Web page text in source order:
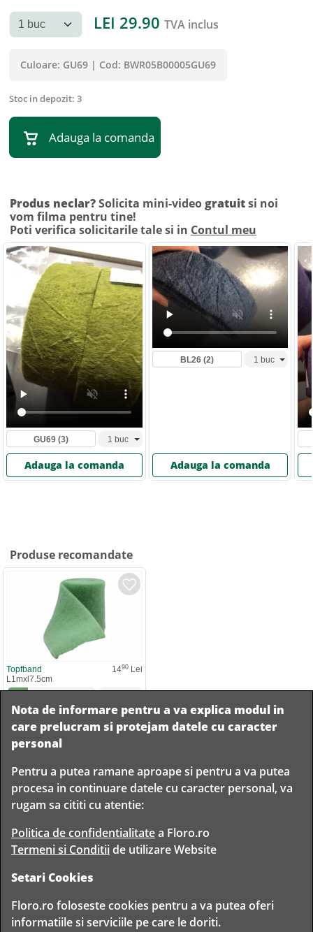
LEI 29.90 TVA inclus
Culoare: GU69 | Cod: BWR05B00005GU69
Stoc in depozit: 3
Adauga la comanda
Produs neclar?Solicita mini-video gratuitsi noi
vom filma pentru tine!
Poti verifica solicitarile tale si in Contul meu
GU69 (3)
Adauga la comanda
BL26(2)
Adauga la comanda
Produse recomandate
Topfband 1490Lei
L1mxl7.5cm
Adauga la comanda
Livrare
rapida
Livram in
orice
Romania
Garantam
TIMP PENTRU
FLORISTI
Nota de informare pentru a va explica modul in
care prelucram si protejam datele cu caracter
personal
Pentru a putea ramane aproape si pentru a va putea
procesa in continuare datele cu caracter personal, va
rugam sa cititi cu atentie:
Politica de confidentialitatea Floro.ro
Termeni si Conditiide utilizare Website
Setari Cookies
Floro.ro foloseste cookies pentru a va putea oferi
informatiile si serviciile pe care le doriti.